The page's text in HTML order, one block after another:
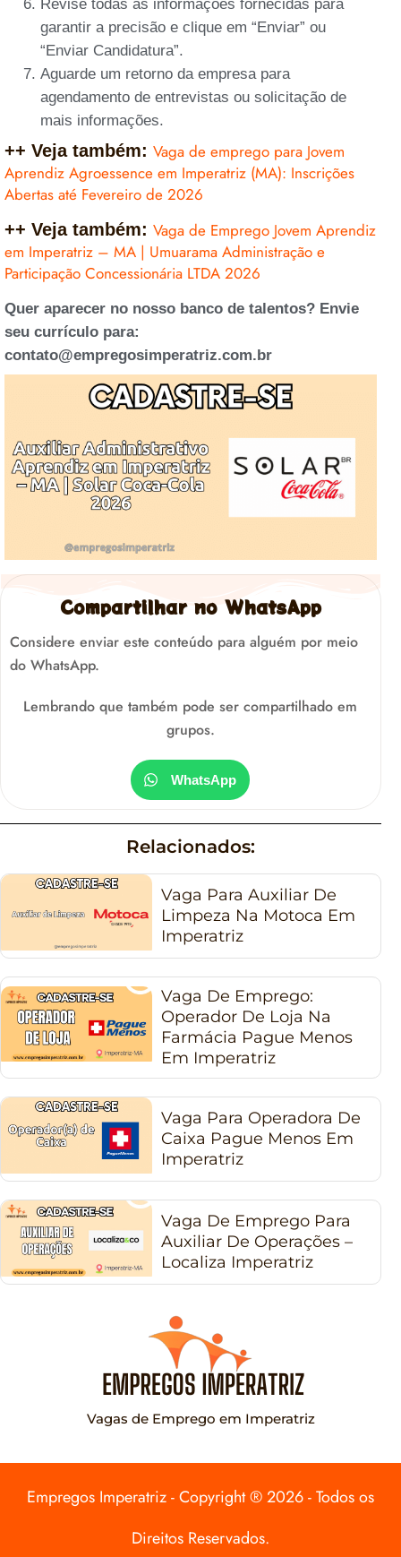
Revise todas as informações fornecidas para
garantir a precisão e clique em “Enviar” ou
“Enviar Candidatura”.
Aguarde um retorno da empresa para
agendamento de entrevistas ou solicitação de
mais informações.
++ Veja também: Vaga de emprego para Jovem
Aprendiz Agroessence em Imperatriz (MA): Inscrições
Abertas até Fevereiro de 2026
++ Veja também: Vaga de Emprego Jovem Aprendiz
em Imperatriz – MA | Umuarama Administração e
Participação Concessionária LTDA 2026
Quer aparecer no nosso banco de talentos? Envie
seu currículo para:
contato@empregosimperatriz.com.br
Compartilhar no WhatsApp
Considere enviar este conteúdo para alguém por meio
do WhatsApp.
Lembrando que também pode ser compartilhado em
grupos.
WhatsApp
Relacionados:
Vaga Para Auxiliar De
Limpeza Na Motoca Em
Imperatriz
Vaga De Emprego:
Operador De Loja Na
Farmácia Pague Menos
Em Imperatriz
Vaga Para Operadora De
Caixa Pague Menos Em
Imperatriz
Vaga De Emprego Para
Auxiliar De Operações –
Localiza Imperatriz
Vagas de Emprego em Imperatriz
Empregos Imperatriz - Copyright ® 2026 - Todos os
Direitos Reservados.